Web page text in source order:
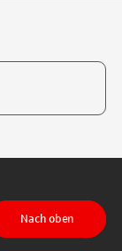
Nach oben